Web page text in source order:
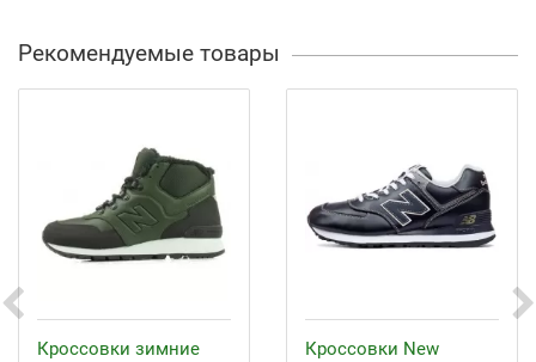
Рекомендуемые товары
Кроссовки зимние
Кроссовки New